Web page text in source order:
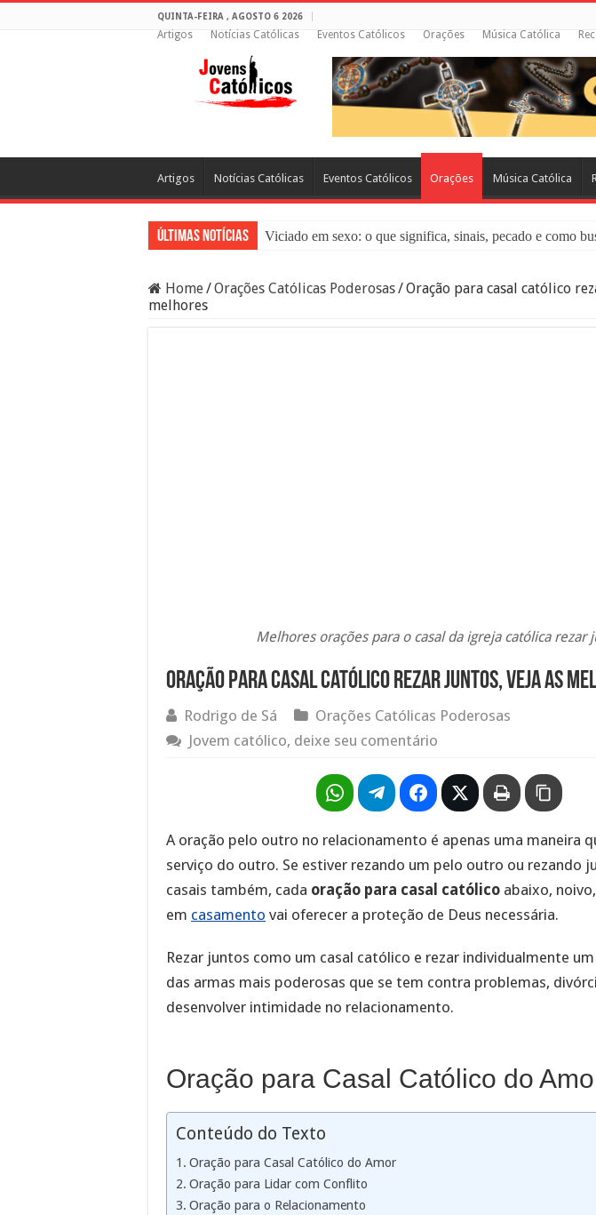
QUINTA-FEIRA , AGOSTO 6 2026
Artigos Notícias Católicas Eventos Católicos Orações Música Católica
Artigos Notícias Católicas Eventos Católicos Orações Música Católica
Últimas Notícias
Viciado em sexo: o que significa, sinais, pecado e como
Filme Sagrado Coração – Seu Reino Não Terá Fim: O
Home/Orações Católicas Poderosas/Oração para casal católico
melhores
Melhores orações para o casal da igreja católica rezar
Oração para casal católico rezar juntos, veja as
Rodrigo de Sá
Orações Católicas Poderosas
Jovem católico, deixe seu comentário
A oração pelo outro no relacionamento é apenas uma maneira
serviço do outro. Se estiver rezando um pelo outro ou rezando
casais também, cada oração para casal católico abaixo,
em casamento vai oferecer a proteção de Deus necessária.
Rezar juntos como um casal católico e rezar individualmente
das armas mais poderosas que se tem contra problemas,
desenvolver intimidade no relacionamento.
Oração para Casal Católico do
Conteúdo do Texto
Oração para Casal Católico do Amor
Oração para Lidar com Conflito
Oração para o Relacionamento